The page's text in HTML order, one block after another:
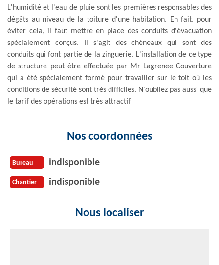
L'humidité et l'eau de pluie sont les premières responsables des
dégâts au niveau de la toiture d'une habitation. En fait, pour
éviter cela, il faut mettre en place des conduits d'évacuation
spécialement conçus. Il s'agit des chéneaux qui sont des
conduits qui font partie de la zinguerie. L'installation de ce type
de structure peut être effectuée par Mr Lagrenee Couverture
qui a été spécialement formé pour travailler sur le toit où les
conditions de sécurité sont très difficiles. N'oubliez pas aussi que
le tarif des opérations est très attractif.
Nos coordonnées
Bureau indisponible
Chantier indisponible
Nous localiser